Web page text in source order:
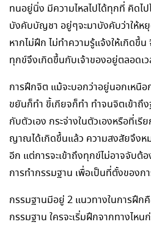
ทนอยู่นิ่ง มีความไหลไปได้ทุกที่ คิดไป
บังคับบัญชา อยู่ๆจะมาบังคับว่าให้ห
หากไม่ฝึก ไม่ทำความรู้แจ้งให้เกิดขึ้
ทุกข์จึงเกิดขึ้นกับเจ้าของอยู่ตลอดเว
การฝึกจิต แม้จะบอกว่าอยู่นอกเหนื
ขยันก็ทำ ขี้เกียจก็ทำ ทำจนจิตเข้าถึง
กับตัวเอง กระจ่างในตัวเองหรือที่เ
ญาณได้เกิดขึ้นแล้ว ความสงสัยจึงห
อีก แต่การจะเข้าถึงทุกข์ไม่อาจจับ
การทำกรรมฐาน เพื่อเป็นที่ตั้งของก
กรรมฐานมีอยู่ 2 แนวทางในการฝึก
กรรมฐาน ใครจะเริ่มฝึกจากทางไห